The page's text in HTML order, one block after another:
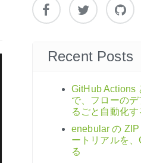
Recent Posts
GitHub Actions
で、フローのデ
るごと自動化す
enebular の ZIP
ートリアルを
る